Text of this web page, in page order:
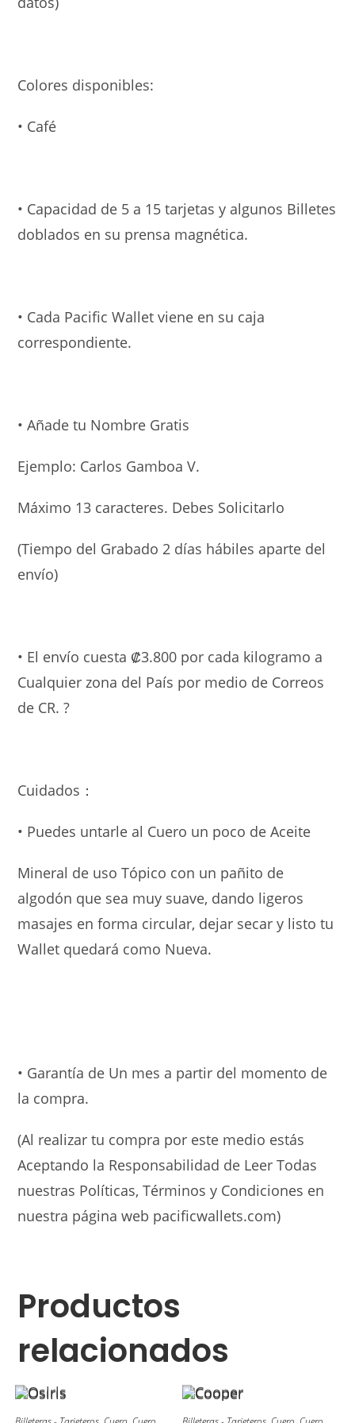
Colores disponibles:
• Café
• Capacidad de 5 a 15 tarjetas y algunos Billetes
doblados en su prensa magnética.
• Cada Pacific Wallet viene en su caja
correspondiente.
• Añade tu Nombre Gratis
Ejemplo: Carlos Gamboa V.
Máximo 13 caracteres. Debes Solicitarlo
(Tiempo del Grabado 2 días hábiles aparte del
envío)
• El envío cuesta ₡3.800 por cada kilogramo a
Cualquier zona del País por medio de Correos
de CR. ?
Cuidados：
• Puedes untarle al Cuero un poco de Aceite
Mineral de uso Tópico con un pañito de
algodón que sea muy suave, dando ligeros
masajes en forma circular, dejar secar y listo tu
Wallet quedará como Nueva.
• Garantía de Un mes a partir del momento de
la compra.
(Al realizar tu compra por este medio estás
Aceptando la Responsabilidad de Leer Todas
nuestras Políticas, Términos y Condiciones en
nuestra página web pacificwallets.com)
Productos
relacionados